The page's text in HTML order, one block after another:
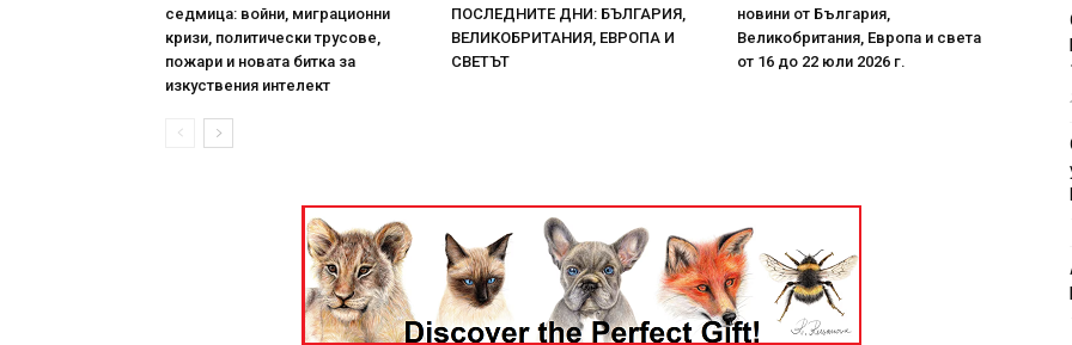
седмица: войни, миграционни
кризи, политически трусове,
пожари и новата битка за
изкуствения интелект
ПОСЛЕДНИТЕ ДНИ: БЪЛГАРИЯ,
ВЕЛИКОБРИТАНИЯ, ЕВРОПА И
СВЕТЪТ
новини от България,
Великобритания, Европа и света
от 16 до 22 юли 2026 г.